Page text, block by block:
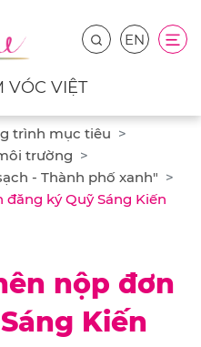
EN
VÓC VIỆT
trình mục tiêu
trường
- Thành phố xanh"
ký Quỹ Sáng Kiến
nộp đơn
Kiến